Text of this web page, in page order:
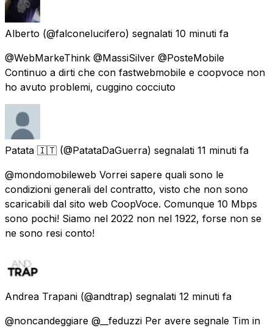
Alberto (@falconelucifero) segnalati 10 minuti fa
@WebMarkeThink @MassiSilver @PosteMobile
Continuo a dirti che con fastwebmobile e coopvoce non
ho avuto problemi, cuggino cocciuto
Patata 🇮🇹 (@PatataDaGuerra) segnalati 11 minuti fa
@mondomobileweb Vorrei sapere quali sono le
condizioni generali del contratto, visto che non sono
scaricabili dal sito web CoopVoce. Comunque 10 Mbps
sono pochi! Siamo nel 2022 non nel 1922, forse non se
ne sono resi conto!
Andrea Trapani (@andtrap) segnalati 12 minuti fa
@noncandeggiare @__feduzzi Per avere segnale Tim in